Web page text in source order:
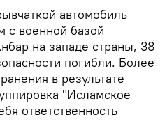
автомобиль
с военной базой
на западе страны, 38
погибли. Более
в результате
"Исламское
ответственность